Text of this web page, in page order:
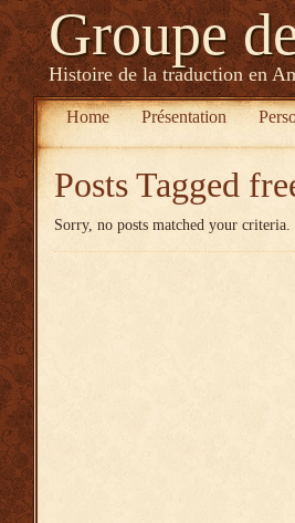
Groupe
Histoire de la traduction en
Home Présentation
Posts Tagged
Sorry, no posts matched your criteria.